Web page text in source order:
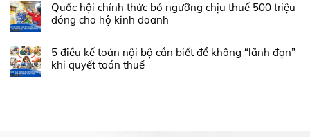
Quốc hội chính thức bỏ ngưỡng chịu thuế 500 triệu
đồng cho hộ kinh doanh
5 điều kế toán nội bộ cần biết để không “lãnh đạn”
khi quyết toán thuế